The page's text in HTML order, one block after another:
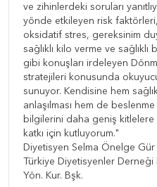
ve zihinlerdeki soruları
yönde etkileyen risk
oksidatif stres, gereksinim
sağlıklı kilo verme ve sağlıklı
gibi konuşları irdeleyen
stratejileri konusunda
sunuyor. Kendisine hem
anlaşılması hem de
bilgilerini daha geniş kitlelere
katkı için kutluyorum."
Diyetisyen Selma Önelge Gür
Türkiye Diyetisyenler
Yön. Kur. Bşk.